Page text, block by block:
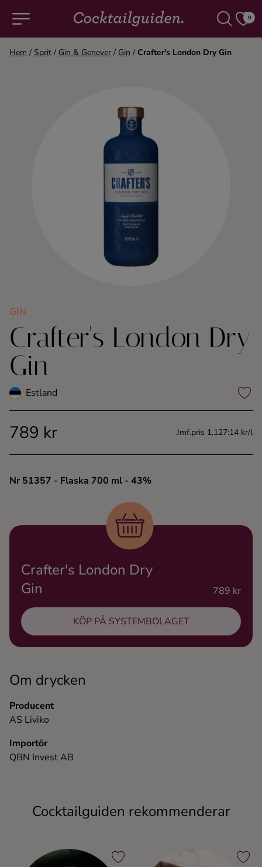
0
Alla cocktails & drinkar
Likör
Rom
Tequila
Hem / Sprit / Gin & Genever / Gin / Crafter's London Dry Gin
GIN
Crafter's London Dry
Gin
Estland
789 kr Jmf.pris 1,127:14 kr/l
Nr 51357 - Flaska 700 ml - 43%
Om drycken
Producent
AS Liviko
Importör
QBN Invest AB
Crafter's London Dry
Gin
789 kr
KÖP PÅ SYSTEMBOLAGET
Cocktailguiden rekommenderar